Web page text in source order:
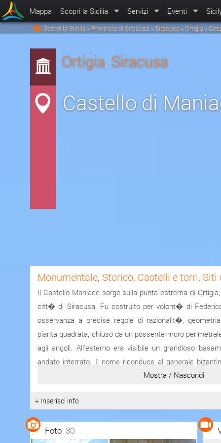
Mappa Scopri la Sicilia Servizi Eventi
Scopri la Sicilia > Provincia di Siracusa > Siracusa > Ortigia >
Ortigia, Siracusa
Castello di
Monumentale, Storico, Castelli e torri, Siti
Il Castello Maniace sorge sulla punta estrema di
citt� di Siracusa. Fu costruito per volont� di
osservanza a precise regole di razionalit�,
pianta quadrata, chiuso da un possente muro
agli angoli. All'esterno era visibile un grandioso
andato interrato. Il nome riconduce al generale
1038 riconquist� la citt� agli Arabi. L'ingresso al
spagnolo, che fu posto nel 1614. Ai lati del portale vi
contenere, su mensole aggettanti, i due arieti di
vicende e di cui uno solo superstite � oggi visibile al
Mostra / Nascondi
+ Inserisci info
Foto 30